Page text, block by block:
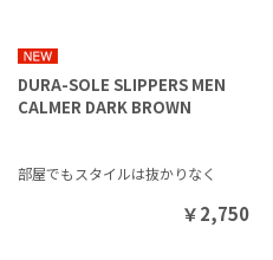
DURA-SOLE SLIPPERS MEN
CALMER DARK BROWN
部屋でもスタイルは抜かりなく
￥2,750